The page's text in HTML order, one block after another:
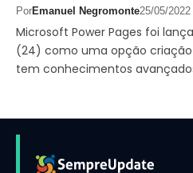
PorEmanuel Negromonte25/05/2022
Microsoft Power Pages foi
(24) como uma opção criação
tem conhecimentos